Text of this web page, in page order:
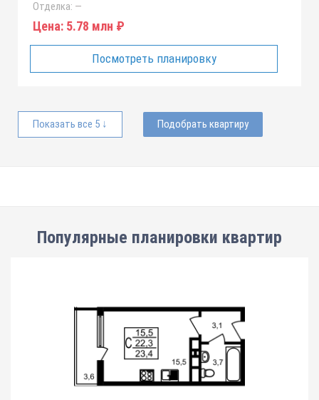
Отделка: —
Цена: 5.78 млн ₽
Посмотреть планировку
Показать все 5 ↓ Подобрать квартиру
Популярные планировки квартир